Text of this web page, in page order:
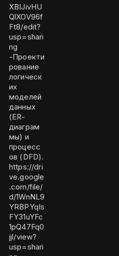
XBIJivHU
QlXOV96f
Ft8/edit?
usp=shari
ng
-Проекти
рование
логическ
их
моделей
данных
(ER-
диаграм
мы) и
процесс
ов (DFD).
https://dri
ve.google
.com/file/
d/1WnNL9
YRBPYqIs
FY31uYFc
1pQ47Fq0
jjl/view?
usp=shari